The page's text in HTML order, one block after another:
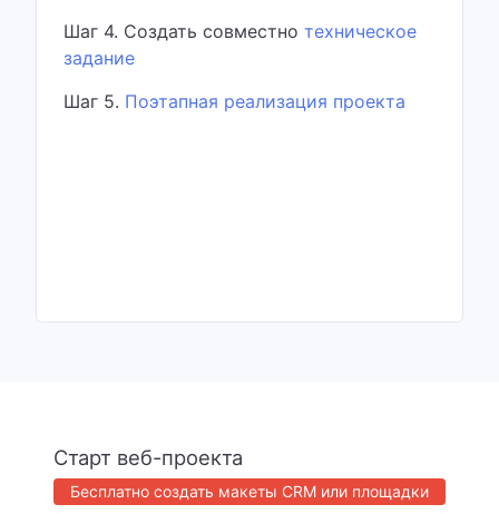
Шаг 4. Создать совместно техническое
задание
Шаг 5. Поэтапная реализация проекта
Старт веб-проекта
Бесплатно создать макеты CRM или площадки